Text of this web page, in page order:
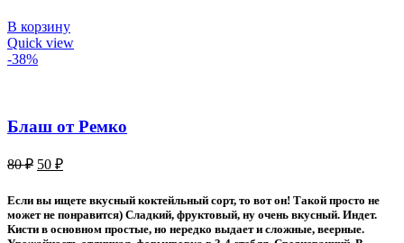
В корзину
Quick view
-38%
Блаш от Ремко
80₽ Первоначальная
80 ₽.
50 ₽Текущая
50 ₽.
Если вы ищете вкусный коктейльный сорт, то вот он! Такой просто не
может не понравится) Сладкий, фруктовый, ну очень вкусный. Индет.
Кисти в основном простые, но нередко выдает и сложные, веерные.